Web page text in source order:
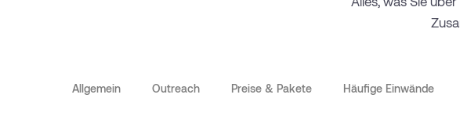
Allgemein Outreach Preise & Pakete Häufige Einwände